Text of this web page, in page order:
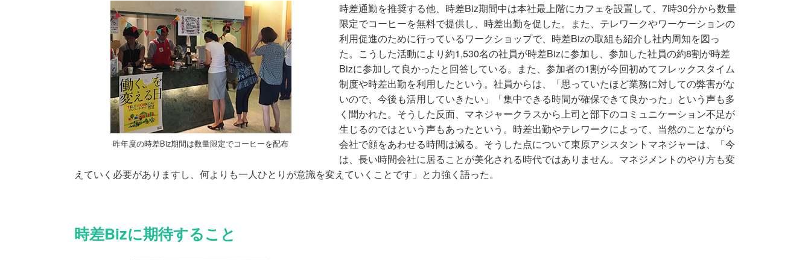
昨年度の時差Biz期間は数量限定でコーヒーを配布
時差通勤を推奨する他、時差Biz期間中は本社最上階にカフェを設置して、7時30分から数量
限定でコーヒーを無料で提供し、時差出勤を促した。また、テレワークやワーケーションの
利用促進のために行っているワークショップで、時差Bizの取組も紹介し社内周知を図っ
た。こうした活動により約1,530名の社員が時差Bizに参加し、参加した社員の約8割が時差
Bizに参加して良かったと回答している。また、参加者の1割が今回初めてフレックスタイム
制度や時差出勤を利用したという。社員からは、「思っていたほど業務に対しての弊害がな
いので、今後も活用していきたい」「集中できる時間が確保できて良かった」という声も多
く聞かれた。そうした反面、マネジャークラスから上司と部下のコミュニケーション不足が
生じるのではという声もあったという。時差出勤やテレワークによって、当然のことながら
会社で顔をあわせる時間は減る。そうした点について東原アシスタントマネジャーは、「今
は、長い時間会社に居ることが美化される時代ではありません。マネジメントのやり方も変
えていく必要がありますし、何よりも一人ひとりが意識を変えていくことです」と力強く語った。
時差Bizに期待すること